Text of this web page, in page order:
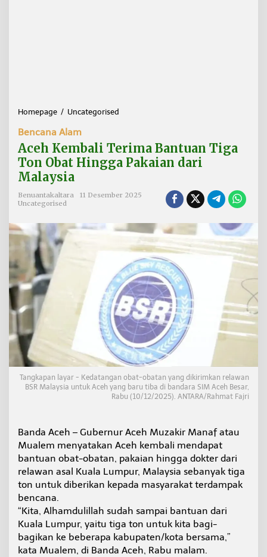
Homepage / Uncategorised
h
K
e
a
T
r
m
a
B
a
n
t
u
a
n
T
i
g
a
n
O
b
a
t
H
n
g
a
P
Bencana Alam
Aceh Kembali Terima Bantuan Tiga
Ton Obat Hingga Pakaian dari
Malaysia
Benuantakaltara
11 Desember 2025
Uncategorised
Tangkapan layar - Kedatangan obat-obatan yang dikirimkan relawan
BSR Malaysia untuk Aceh yang baru tiba di bandara SIM Aceh Besar,
Rabu (10/12/2025). ANTARA/Rahmat Fajri
Banda Aceh – Gubernur Aceh Muzakir Manaf atau
Mualem menyatakan Aceh kembali mendapat
bantuan obat-obatan, pakaian hingga dokter dari
relawan asal Kuala Lumpur, Malaysia sebanyak tiga
ton untuk diberikan kepada masyarakat terdampak
bencana.
“Kita, Alhamdulillah sudah sampai bantuan dari
Kuala Lumpur, yaitu tiga ton untuk kita bagi-
bagikan ke beberapa kabupaten/kota bersama,”
kata Mualem, di Banda Aceh, Rabu malam.